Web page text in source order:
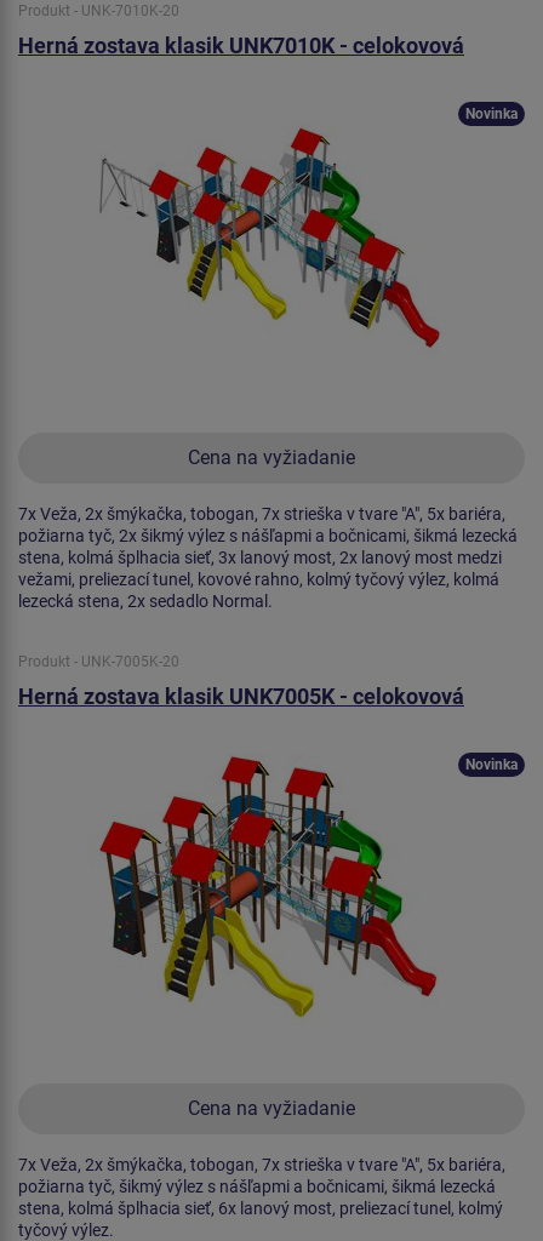
Produkt - UNK-7010K-20
Herná zostava klasik UNK7010K - celokovová
Cena na vyžiadanie
Novinka
7x Veža, 2x šmýkačka, tobogan, 7x strieška v tvare "A", 5x bariéra,
požiarna tyč, 2x šikmý výlez s nášľapmi a bočnicami, šikmá lezecká
stena, kolmá šplhacia sieť, 3x lanový most, 2x lanový most medzi
vežami, preliezací tunel, kovové rahno, kolmý tyčový výlez, kolmá
lezecká stena, 2x sedadlo Normal.
Produkt - UNK-7005K-20
Herná zostava klasik UNK7005K - celokovová
Cena na vyžiadanie
Novinka
7x Veža, 2x šmýkačka, tobogan, 7x strieška v tvare "A", 5x bariéra,
požiarna tyč, šikmý výlez s nášľapmi a bočnicami, šikmá lezecká
stena, kolmá šplhacia sieť, 6x lanový most, preliezací tunel, kolmý
tyčový výlez.